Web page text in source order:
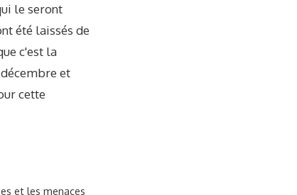
le seront
été laissés de
c'est la
et
cette
et les menaces